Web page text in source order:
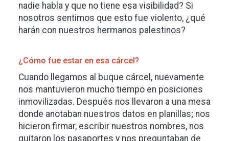
nadie habla y que no tiene esa visibilidad? Si
nosotros sentimos que esto fue violento, ¿qué
harán con nuestros hermanos palestinos?
¿Cómo fue estar en esa cárcel?
Cuando llegamos al buque cárcel, nuevamente
nos mantuvieron mucho tiempo en posiciones
inmovilizadas. Después nos llevaron a una mesa
donde anotaban nuestros datos en planillas; nos
hicieron firmar, escribir nuestros nombres, nos
quitaron los pasaportes y nos preguntaban de